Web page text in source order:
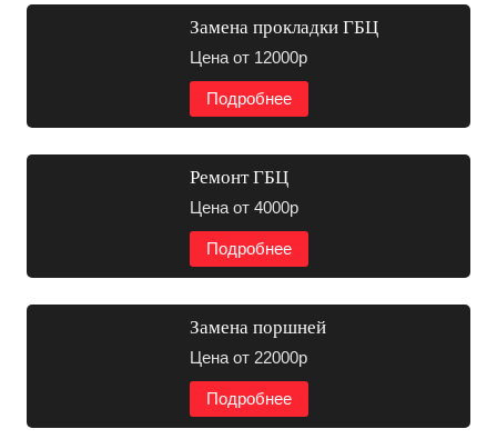
Замена прокладки ГБЦ
Цена от 12000р
Подробнее
Ремонт ГБЦ
Цена от 4000р
Подробнее
Замена поршней
Цена от 22000р
Подробнее